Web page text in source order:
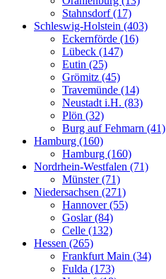
Stahnsdorf (17)
Schleswig-Holstein (403)
Eckernförde (16)
Lübeck (147)
Eutin (25)
Grömitz (45)
Travemünde (14)
Neustadt i.H. (83)
Plön (32)
Burg auf Fehmarn (41)
Hamburg (160)
Hamburg (160)
Nordrhein-Westfalen (71)
Münster (71)
Niedersachsen (271)
Hannover (55)
Goslar (84)
Celle (132)
Hessen (265)
Frankfurt Main (34)
Fulda (173)